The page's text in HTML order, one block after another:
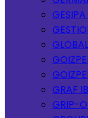
GRAF
GRIP-